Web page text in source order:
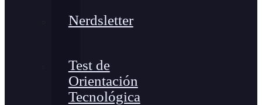
Nerdsletter
Test de
Orientación
Tecnológica